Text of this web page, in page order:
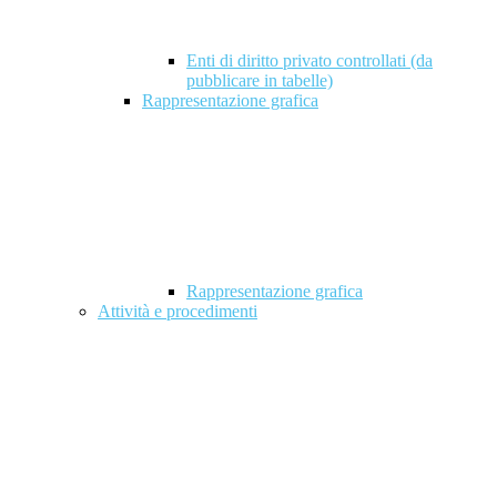
Enti di diritto privato controllati (da
pubblicare in tabelle)
Rappresentazione grafica
Rappresentazione grafica
Attività e procedimenti